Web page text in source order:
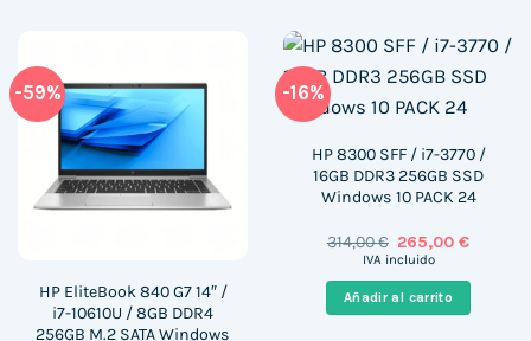
-59%
HP EliteBook 840 G7 14″ /
i7-10610U / 8GB DDR4
256GB M.2 SATA Windows
-16%
HP 8300 SFF / i7-3770 /
16GB DDR3 256GB SSD
Windows 10 PACK 24
314,00€ El
precio
era:
314,00 €.
265,00€El
es:
265,00
IVA incluido
Añadir al carrito